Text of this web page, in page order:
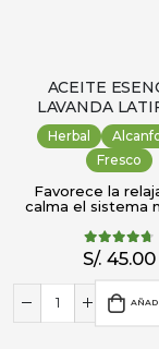
ACEITE
LAVANDA
Herbal
Fresco
Favorece la
calma el sistema
4.64 out
S/. 45.00